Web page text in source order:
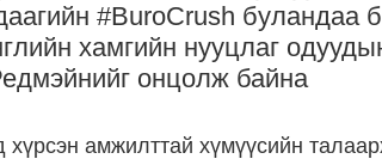
#BuroCrush буландаа
хамгийн нууцлаг
онцолж байна
амжилттай хүмүүсийн